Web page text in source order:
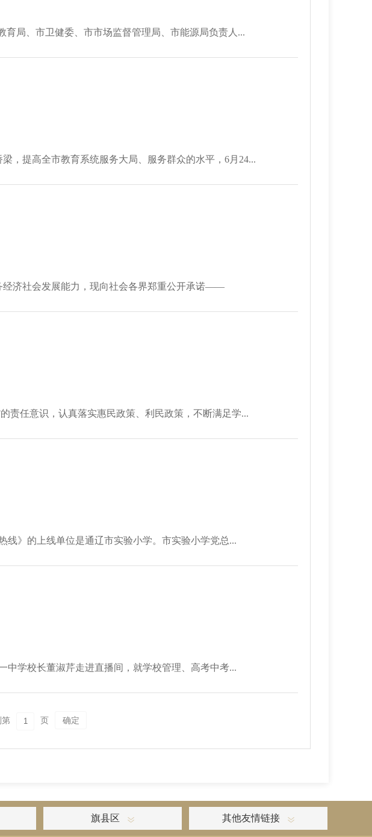
育局、市卫健委、市市场监督管理局、市能源局负责人...
，提高全市教育系统服务大局、服务群众的水平，6月24...
经济社会发展能力，现向社会各界郑重公开承诺——
责任意识，认真落实惠民政策、利民政策，不断满足学...
线》的上线单位是通辽市实验小学。市实验小学党总...
中学校长董淑芹走进直播间，就学校管理、高考中考...
第 页 确定
旗县区 其他友情链接